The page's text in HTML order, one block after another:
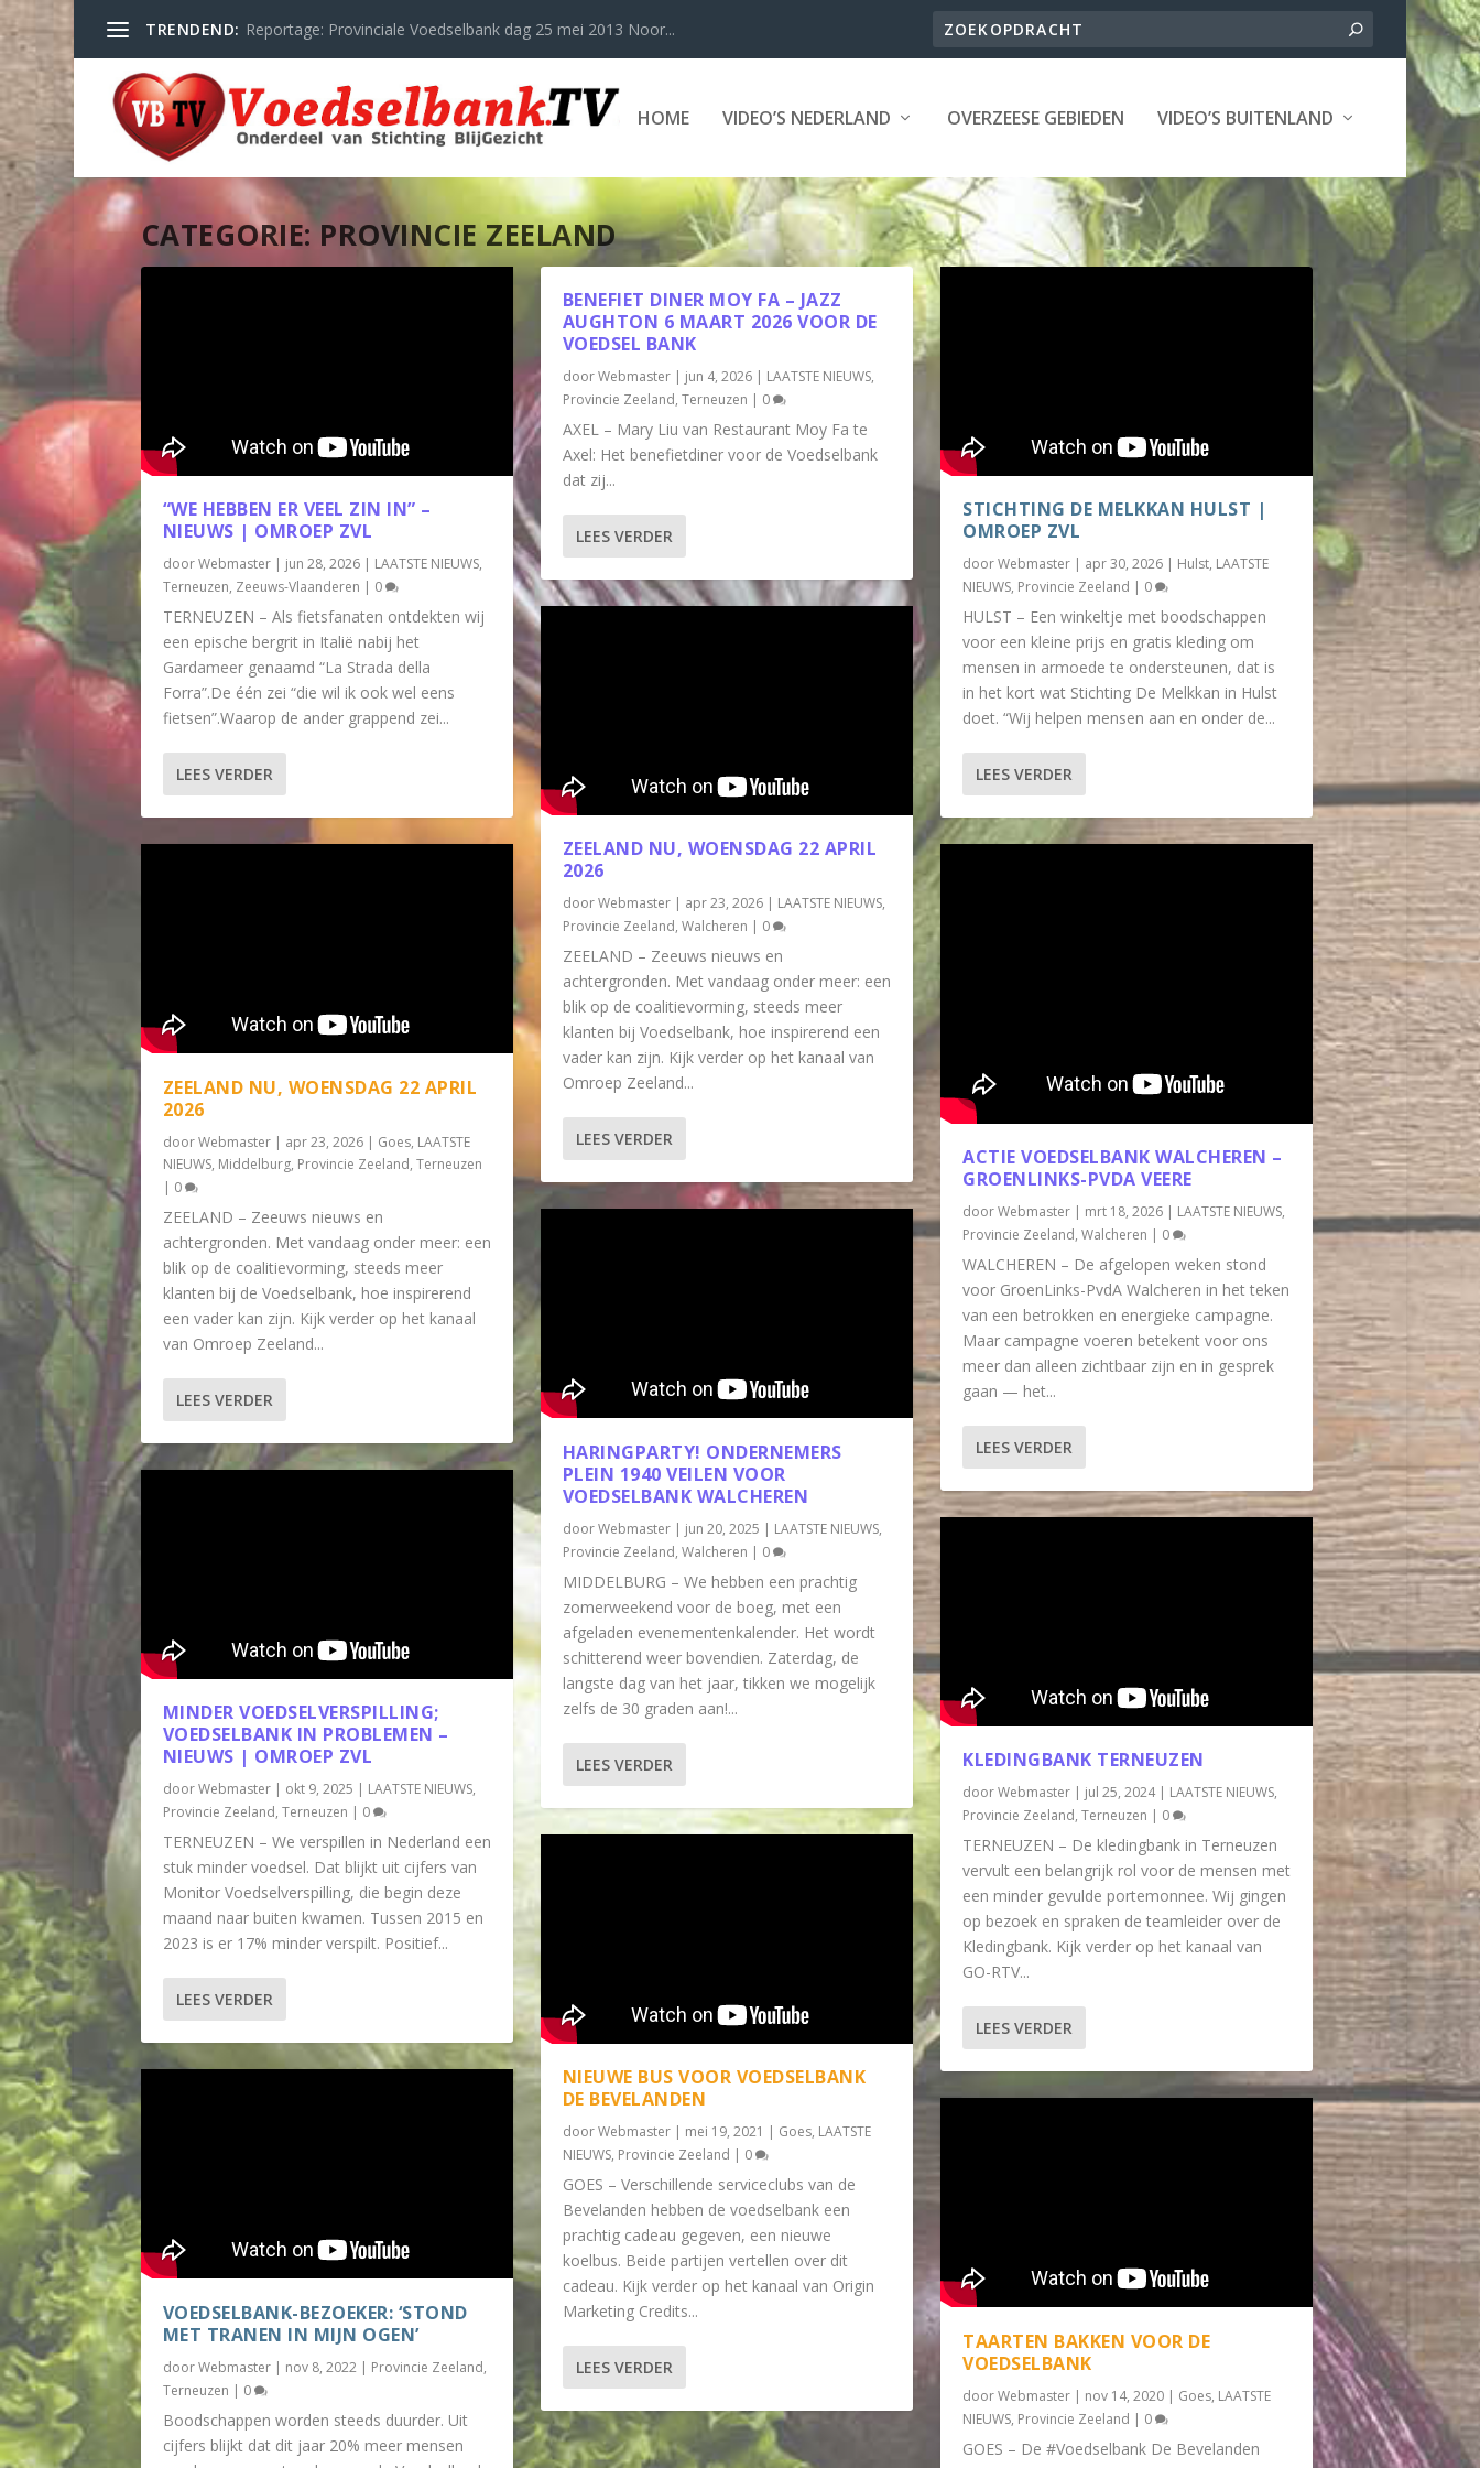
TRENDEND: Reportage: Provinciale Voedselbank dag 25 mei 2013 Noor...
HOME VIDEO’S NEDERLAND OVERZEESE GEBIEDEN VIDEO’S BUITENLAND
CATEGORIE:PROVINCIE ZEELAND
“WE HEBBEN ER VEEL ZIN IN” –
NIEUWS | OMROEP ZVL
doorWebmaster| jun 28, 2026| LAATSTE NIEUWS,
Terneuzen, Zeeuws-Vlaanderen | 0
TERNEUZEN – Als fietsfanaten ontdekten wij
een epische bergrit in Italië nabij het
Gardameer genaamd “La Strada della
Forra”.De één zei “die wil ik ook wel eens
fietsen”.Waarop de ander grappend zei...
LEES VERDER
ZEELAND NU, WOENSDAG 22 APRIL
2026
doorWebmaster| apr 23, 2026| Goes, LAATSTE
NIEUWS, Middelburg, Provincie Zeeland, Terneuzen
| 0
ZEELAND – Zeeuws nieuws en
achtergronden. Met vandaag onder meer: een
blik op de coalitievorming, steeds meer
klanten bij de Voedselbank, hoe inspirerend
een vader kan zijn. Kijk verder op het kanaal
van Omroep Zeeland...
LEES VERDER
MINDER VOEDSELVERSPILLING;
VOEDSELBANK IN PROBLEMEN –
NIEUWS | OMROEP ZVL
doorWebmaster| okt 9, 2025 | LAATSTE NIEUWS,
Provincie Zeeland, Terneuzen | 0
TERNEUZEN – We verspillen in Nederland een
stuk minder voedsel. Dat blijkt uit cijfers van
Monitor Voedselverspilling, die begin deze
maand naar buiten kwamen. Tussen 2015 en
2023 is er 17% minder verspilt. Positief...
LEES VERDER
VOEDSELBANK-BEZOEKER: ‘STOND
MET TRANEN IN MIJN OGEN’
doorWebmaster| nov 8, 2022| Provincie Zeeland,
Terneuzen | 0
Boodschappen worden steeds duurder. Uit
cijfers blijkt dat dit jaar 20% meer mensen
BENEFIET DINER MOY FA – JAZZ
AUGHTON 6 MAART 2026 VOOR DE
VOEDSEL BANK
doorWebmaster| jun 4, 2026| LAATSTE NIEUWS,
Provincie Zeeland, Terneuzen | 0
AXEL – Mary Liu van Restaurant Moy Fa te
Axel: Het benefietdiner voor de Voedselbank
dat zij...
LEES VERDER
ZEELAND NU, WOENSDAG 22 APRIL
2026
doorWebmaster| apr 23, 2026| LAATSTE NIEUWS,
Provincie Zeeland, Walcheren | 0
ZEELAND – Zeeuws nieuws en
achtergronden. Met vandaag onder meer: een
blik op de coalitievorming, steeds meer
klanten bij Voedselbank, hoe inspirerend een
vader kan zijn. Kijk verder op het kanaal van
Omroep Zeeland...
LEES VERDER
HARINGPARTY! ONDERNEMERS
PLEIN 1940 VEILEN VOOR
VOEDSELBANK WALCHEREN
doorWebmaster| jun 20, 2025 | LAATSTE NIEUWS,
Provincie Zeeland, Walcheren | 0
MIDDELBURG – We hebben een prachtig
zomerweekend voor de boeg, met een
afgeladen evenementenkalender. Het wordt
schitterend weer bovendien. Zaterdag, de
langste dag van het jaar, tikken we mogelijk
zelfs de 30 graden aan!...
LEES VERDER
NIEUWE BUS VOOR VOEDSELBANK
DE BEVELANDEN
doorWebmaster| mei 19, 2021 | Goes, LAATSTE
NIEUWS, Provincie Zeeland | 0
GOES – Verschillende serviceclubs van de
Bevelanden hebben de voedselbank een
prachtig cadeau gegeven, een nieuwe
koelbus. Beide partijen vertellen over dit
cadeau. Kijk verder op het kanaal van Origin
Marketing Credits...
LEES VERDER
STICHTING DE MELKKAN HULST |
OMROEP ZVL
doorWebmaster | apr 30, 2026 | Hulst, LAATSTE
NIEUWS, Provincie Zeeland | 0
HULST – Een winkeltje met boodschappen
voor een kleine prijs en gratis kleding om
mensen in armoede te ondersteunen, dat is
in het kort wat Stichting De Melkkan in Hulst
doet. “Wij helpen mensen aan en onder de...
LEES VERDER
ACTIE VOEDSELBANK WALCHEREN –
GROENLINKS-PVDA VEERE
doorWebmaster | mrt 18, 2026 | LAATSTE NIEUWS,
Provincie Zeeland,Walcheren | 0
WALCHEREN – De afgelopen weken stond
voor GroenLinks-PvdA Walcheren in het teken
van een betrokken en energieke campagne.
Maar campagne voeren betekent voor ons
meer dan alleen zichtbaar zijn en in gesprek
gaan — het...
LEES VERDER
KLEDINGBANK TERNEUZEN
doorWebmaster | jul 25, 2024| LAATSTE NIEUWS,
Provincie Zeeland,Terneuzen | 0
TERNEUZEN – De kledingbank in Terneuzen
vervult een belangrijk rol voor de mensen met
een minder gevulde portemonnee. Wij gingen
op bezoek en spraken de teamleider over de
Kledingbank. Kijk verder op het kanaal van
GO-RTV...
LEES VERDER
TAARTEN BAKKEN VOOR DE
VOEDSELBANK
doorWebmaster | nov 14, 2020 | Goes, LAATSTE
NIEUWS, Provincie Zeeland | 0
GOES – De #Voedselbank De Bevelanden